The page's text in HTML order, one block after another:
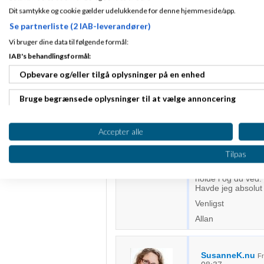
Indlæg ialt:225
bruges til
Tilmeldt 20. Jan
08
Faroemale
Hej Susanne.
Hold da op en
viden for os her
til at sætte mig
bogholder er
holde i og du
Havde jeg
Venligst
Allan
SusanneK.nu
Dit samtykke og cookie gælder udelukkende for denne hjemmeside/app.
Se partnerliste (2 IAB-leverandører)
Vi bruger dine data til følgende formål:
IAB's behandlingsformål:
Opbevare og/eller tilgå oplysninger på en enhed
Bruge begrænsede oplysninger til at vælge annoncering
Oprette profiler til tilpasset annoncering
Bruge profiler til at vælge tilpasset annoncering
Accepter alle
Tilpas